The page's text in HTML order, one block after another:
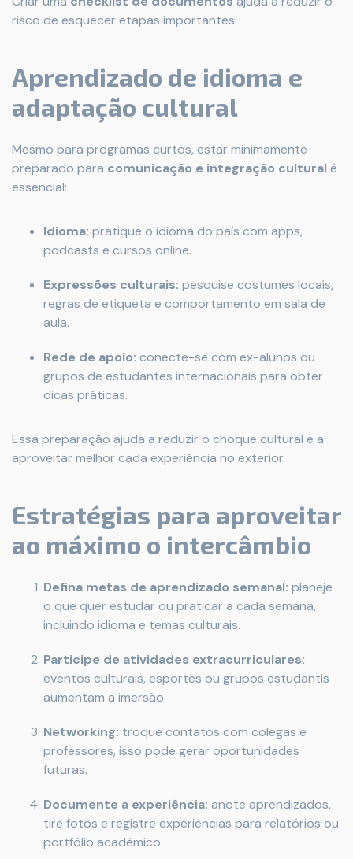
risco de esquecer etapas importantes.
Aprendizado de idioma e
adaptação cultural
Mesmo para programas curtos, estar minimamente
preparado para comunicação e integração cultural é
essencial:
Idioma: pratique o idioma do país com apps,
podcasts e cursos online.
Expressões culturais: pesquise costumes locais,
regras de etiqueta e comportamento em sala de
aula.
Rede de apoio: conecte-se com ex-alunos ou
grupos de estudantes internacionais para obter
dicas práticas.
Essa preparação ajuda a reduzir o choque cultural e a
aproveitar melhor cada experiência no exterior.
Estratégias para aproveitar
ao máximo o intercâmbio
Defina metas de aprendizado semanal: planeje
o que quer estudar ou praticar a cada semana,
incluindo idioma e temas culturais.
Participe de atividades extracurriculares:
eventos culturais, esportes ou grupos estudantis
aumentam a imersão.
Networking: troque contatos com colegas e
professores, isso pode gerar oportunidades
futuras.
Documente a experiência: anote aprendizados,
tire fotos e registre experiências para relatórios ou
portfólio acadêmico.